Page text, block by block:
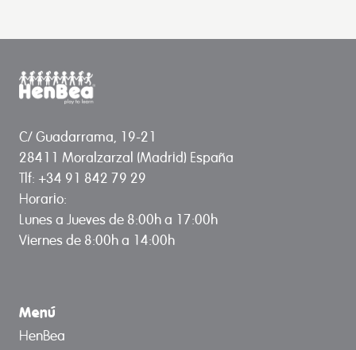
C/ Guadarrama, 19-21
28411 Moralzarzal (Madrid) España
Tlf: +34 91 842 79 29
Horario:
Lunes a Jueves de 8:00h a 17:00h
Viernes de 8:00h a 14:00h
Menú
HenBea